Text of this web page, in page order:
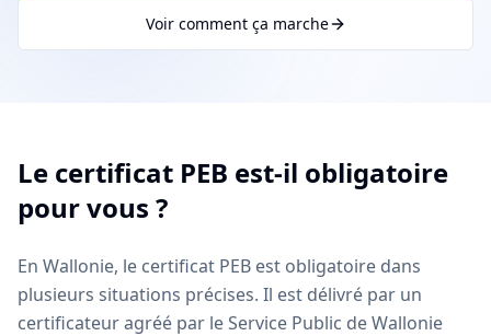
Voir comment ça marche
Le certificat PEB est-il obligatoire
pour vous ?
En Wallonie, le certificat PEB est obligatoire dans
plusieurs situations précises. Il est délivré par un
certificateur agréé par le Service Public de Wallonie